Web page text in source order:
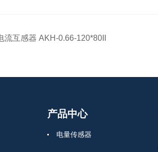
流互感器 AKH-0.66-120*80II
产品中心
电量传感器